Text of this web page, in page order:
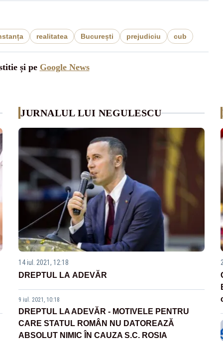
realitatea București prejudiciu cub
și pe Google News
JURNALUL LUI NEGULESCU
14 iul. 2021, 12:18
DREPTUL LA ADEVĂR
9 iul. 2021, 10:18
DREPTUL LA ADEVĂR - MOTIVELE PENTRU
CARE STATUL ROMÂN NU DATOREAZĂ
ABSOLUT NIMIC ÎN CAUZA S.C. ROSIA